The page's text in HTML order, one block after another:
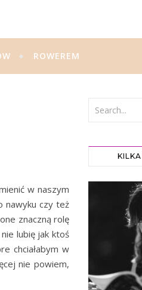
ROWEREM
w naszym
nawyku czy też
znaczną rolę
lubię jak ktoś
chciałabym w
nie powiem,